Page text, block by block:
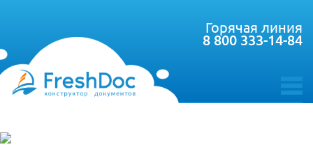
toggle
Горячая линия
8 800 333-14-84